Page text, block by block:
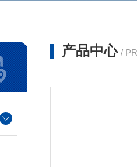
产品中心 /